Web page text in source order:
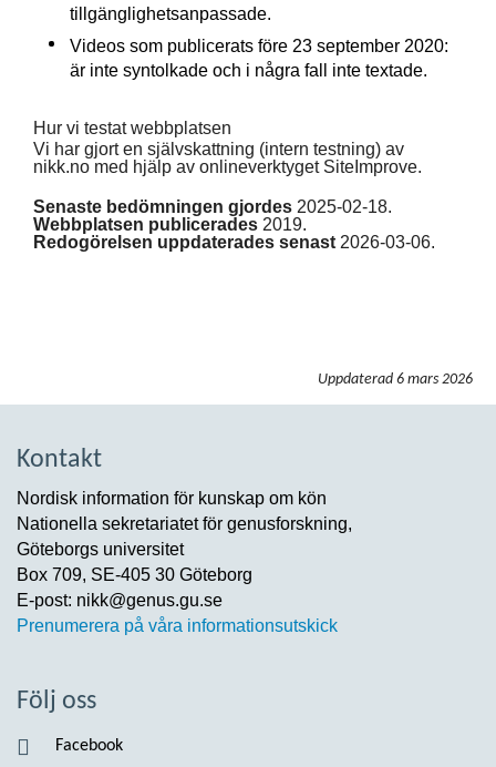
tillgänglighetsanpassade.
Videos som publicerats före 23 september 2020:
är inte syntolkade och i några fall inte textade.
Hur vi testat webbplatsen
Vi har gjort en självskattning (intern testning) av
nikk.no med hjälp av onlineverktyget SiteImprove.
Senaste bedömningen gjordes 2025-02-18.
Webbplatsen publicerades 2019.
Redogörelsen uppdaterades senast 2026-03-06.
Uppdaterad 6 mars 2026
Kontakt
Nordisk information för kunskap om kön
Nationella sekretariatet för genusforskning,
Göteborgs universitet
Box 709, SE-405 30 Göteborg
E-post: nikk@genus.gu.se
Prenumerera på våra informationsutskick
Följ oss
Facebook